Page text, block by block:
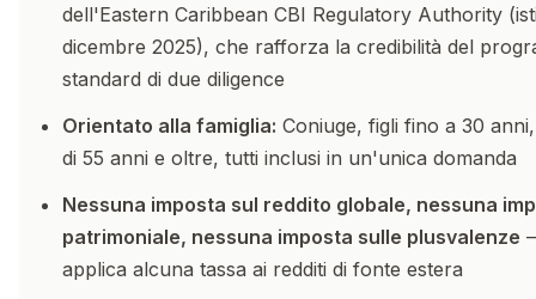
dell'Eastern Caribbean CBI Regulatory Authority
dicembre 2025), che rafforza la credibilità del
standard di due diligence
Orientato alla famiglia: Coniuge, figli fino a 30
di 55 anni e oltre, tutti inclusi in un'unica domanda
Nessuna imposta sul reddito globale, nessuna
patrimoniale, nessuna imposta sulle plusvalenze
applica alcuna tassa ai redditi di fonte estera